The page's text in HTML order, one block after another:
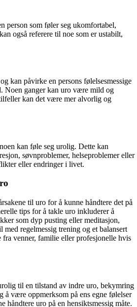
person som føler seg ukomfortabel,
også referere til noe som er ustabilt,
kan påvirke en persons følelsesmessige
Noen ganger kan uro være mild og
kan det være mer alvorlig og
kan føle seg urolig. Dette kan
søvnproblemer, helseproblemer eller
eller endringer i livet.
til uro for å kunne håndtere det på
tips for å takle uro inkluderer å
som dyp pusting eller meditasjon,
med regelmessig trening og et balansert
fra venner, familie eller profesjonelle hvis
til en tilstand av indre uro, bekymring
å være oppmerksom på ens egne følelser
håndtere uro på en hensiktsmessig måte.